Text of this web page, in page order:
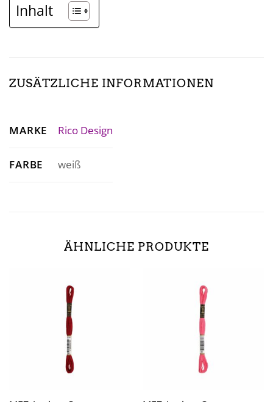
Inhalt
ZUSÄTZLICHE INFORMATIONEN
MARKE Rico Design
FARBE weiß
ÄHNLICHE PRODUKTE